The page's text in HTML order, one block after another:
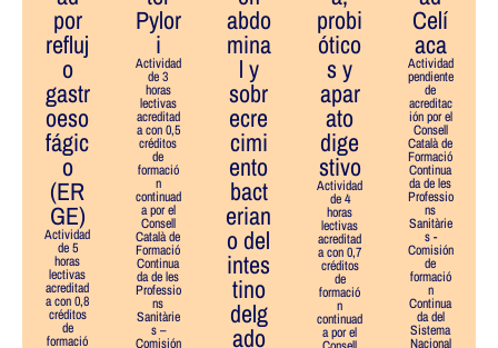
por
refluj
o
gastr
oeso
fágic
o
(ER
GE)
Actividad
de 5
horas
lectivas
acreditad
a con 0,8
créditos
de
formació
Pylor
i
Actividad
de 3
horas
lectivas
acreditad
a con 0,5
créditos
de
formació
n
continuad
a por el
Consell
Català de
Formació
Continua
da de les
Professio
ns
Sanitàrie
s –
Comisión
abdo
mina
l y
sobr
ecre
cimi
ento
bact
erian
o del
intes
tino
delg
ado
probi
ótico
s y
apar
ato
dige
stivo
Actividad
de 4
horas
lectivas
acreditad
a con 0,7
créditos
de
formació
n
continuad
a por el
Celí
aca
Actividad
pendiente
de
acreditac
ión por el
Consell
Català de
Formació
Continua
da de les
Professio
ns
Sanitàrie
s -
Comisión
de
formació
n
Continua
da del
Sistema
Nacional